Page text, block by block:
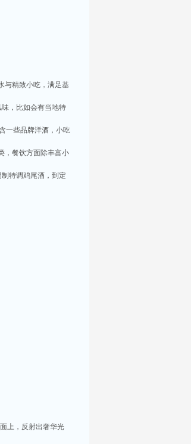
大屏幕投影及高质量音
端KTV会所可供选择，
这个城市夜晚的主旋
与精致小吃，满足基
，比如会有当地特
一些品牌洋酒，小吃
，餐饮方面除丰富小
特调鸡尾酒，到定
上，反射出奢华光